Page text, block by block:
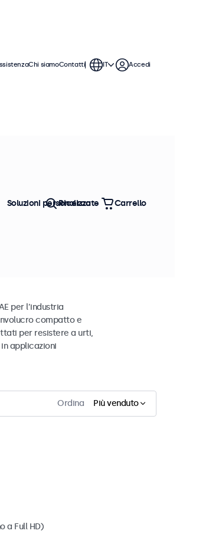
per l’industria
compatto e
per resistere a urti,
applicazioni
Ordina Più venduto
a Full HD)
Chi siamoContatti IT Accedi
Soluzioni personalizzate
Ricerca Carrello